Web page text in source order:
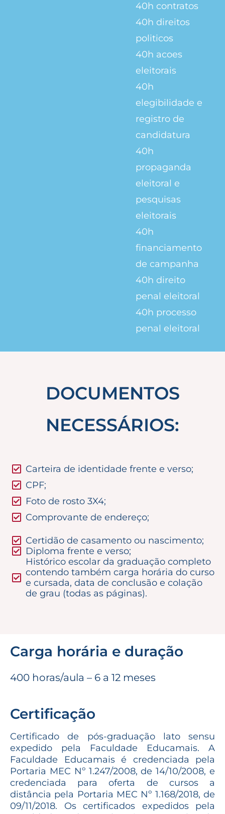
40h contratos
40h direitos
politicos
40h acoes
eleitorais
40h
elegibilidade e
registro de
candidatura
40h
propaganda
eleitoral e
pesquisas
eleitorais
40h
financiamento
de campanha
40h direito
penal eleitoral
40h processo
penal eleitoral
DOCUMENTOS
NECESSÁRIOS:
Carteira de identidade frente e verso;
CPF;
Foto de rosto 3X4;
Comprovante de endereço;
Certidão de casamento ou nascimento;
Diploma frente e verso;
Histórico escolar da graduação completo
contendo também carga horária do curso
e cursada, data de conclusão e colação
de grau (todas as páginas).
Carga horária e duração
400 horas/aula – 6 a 12 meses
Certificação
Certificado de pós-graduação lato sensu
expedido pela Faculdade Educamais. A
Faculdade Educamais é credenciada pela
Portaria MEC Nº 1.247/2008, de 14/10/2008, e
credenciada para oferta de cursos a
distância pela Portaria MEC Nº 1.168/2018, de
09/11/2018. Os certificados expedidos pela